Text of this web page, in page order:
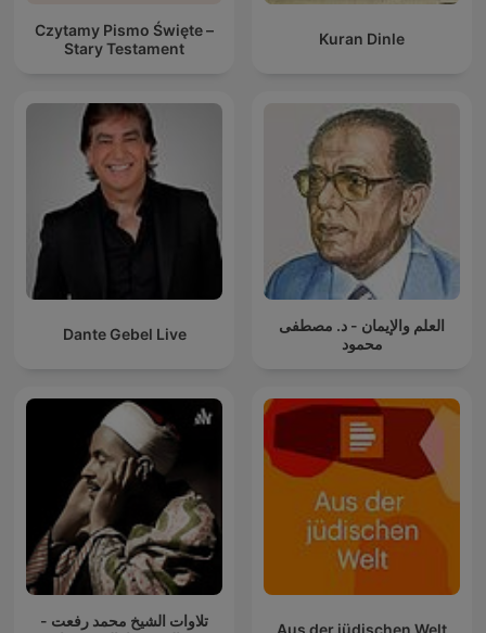
Czytamy Pismo Święte –
Stary Testament
Kuran Dinle
Dante Gebel Live
العلم والإيمان - د. مصطفى
محمود
تلاوات الشيخ محمد رفعت -